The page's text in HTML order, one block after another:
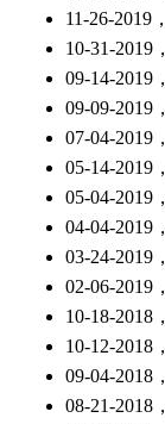
11-26-2019，
10-31-2019，
09-14-2019，
09-09-2019，
07-04-2019，
05-14-2019，
05-04-2019，
04-04-2019，
03-24-2019，
02-06-2019，
10-18-2018，
10-12-2018，
09-04-2018，
08-21-2018，